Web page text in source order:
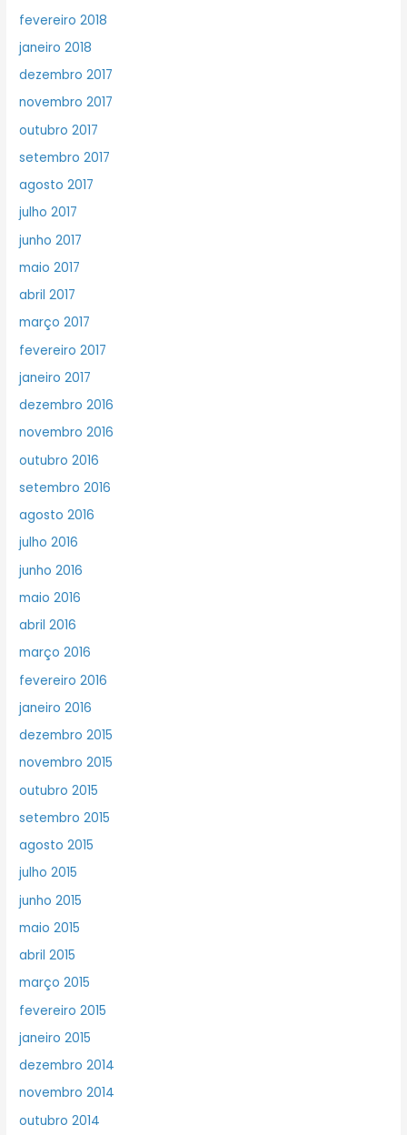
fevereiro 2018
janeiro 2018
dezembro 2017
novembro 2017
outubro 2017
setembro 2017
agosto 2017
julho 2017
junho 2017
maio 2017
abril 2017
março 2017
fevereiro 2017
janeiro 2017
dezembro 2016
novembro 2016
outubro 2016
setembro 2016
agosto 2016
julho 2016
junho 2016
maio 2016
abril 2016
março 2016
fevereiro 2016
janeiro 2016
dezembro 2015
novembro 2015
outubro 2015
setembro 2015
agosto 2015
julho 2015
junho 2015
maio 2015
abril 2015
março 2015
fevereiro 2015
janeiro 2015
dezembro 2014
novembro 2014
outubro 2014